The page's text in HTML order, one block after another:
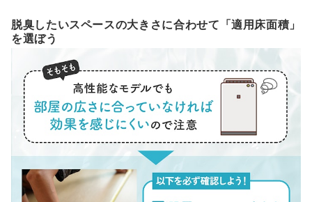
脱臭したいスペースの大きさに合わせて「適用床面積」
を選ぼう